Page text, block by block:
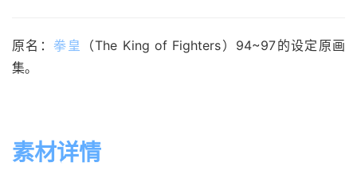
原名：拳皇
（The King of Fighters）94~97的设定原画
集。
素材详情